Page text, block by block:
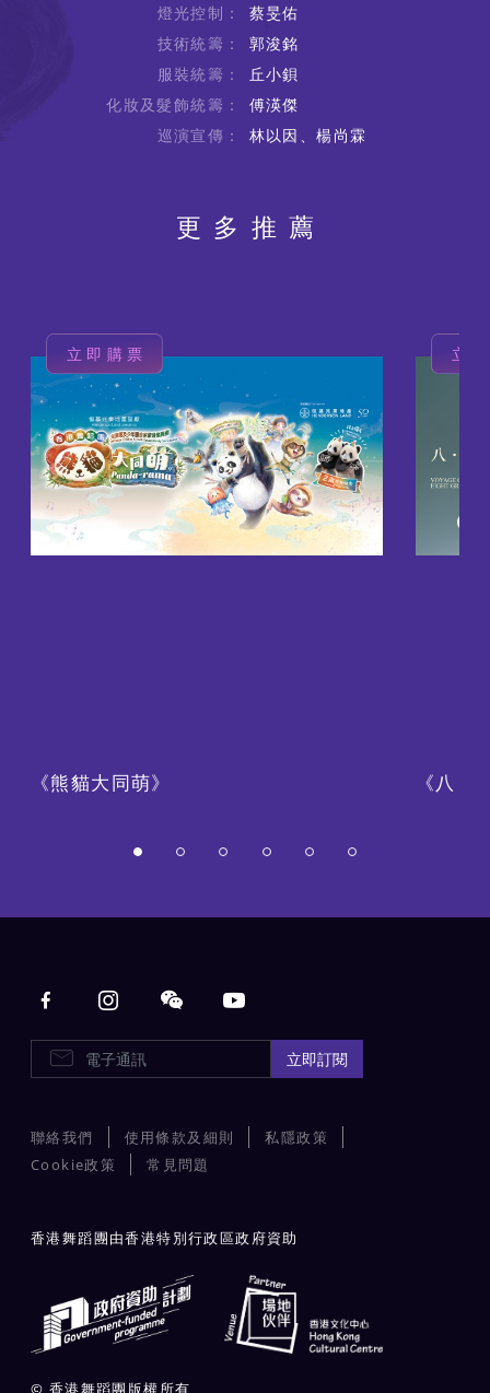
燈光控制：
蔡旻佑
技術統籌：
郭浚銘
服裝統籌：
丘小鋇
化妝及髮飾統籌：
傅渶傑
巡演宣傳：
林以因、楊尚霖
更多推薦
立即購票
圖
片
《熊貓大同萌》
立
圖
《八・
Main navigation
E-Newsletters 立即訂閱
聯絡我們 使用條款及細則
私隱政策
Cookie政策
常見問題
香港舞蹈團由香港特別行政區政府資助
© 香港舞蹈團版權所有